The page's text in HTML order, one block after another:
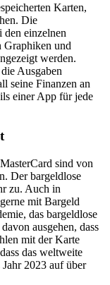
Karten,
Die
einzelnen
Graphiken und
werden.
Ausgaben
seine Finanzen an
einer App für jede
sind von
Der bargeldlose
zu. Auch in
mit Bargeld
das bargeldlose
ausgehen, dass
mit der Karte
das weltweite
2023 auf über